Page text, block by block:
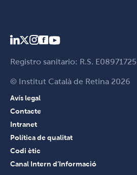
Registro sanitario: R.S. E08971725
© Institut Català de Retina 2026
Avís legal
Contacte
Intranet
Política de qualitat
Codi ètic
Canal Intern d’Informació